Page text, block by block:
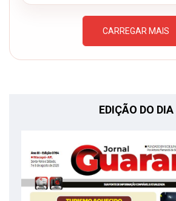
CARREGAR MAIS
EDIÇÃO DO DIA